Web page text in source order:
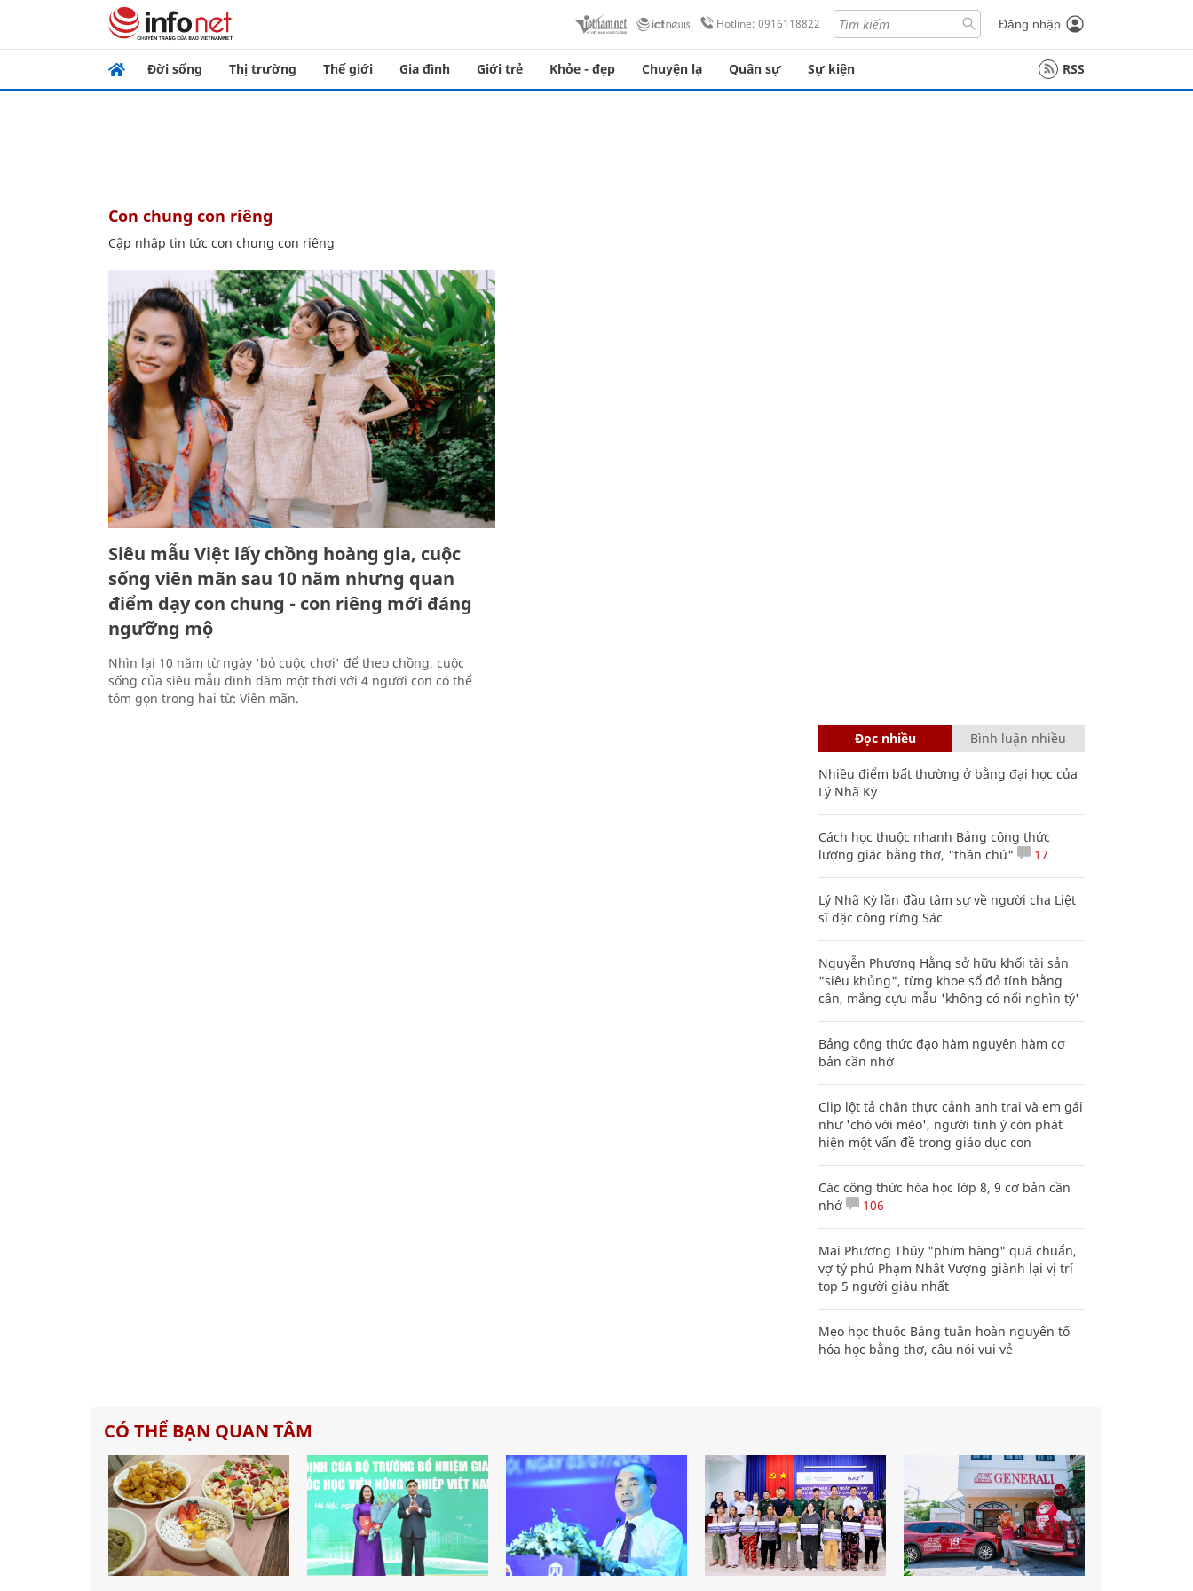
Hotline: 0916118822 Đăng nhập
Đời sống Thị trường Thế giới Gia đình Giới trẻ Khỏe - đẹp Chuyện lạ Quân sự Sự kiện RSS
con chung con riêng
Cập nhập tin tức con chung con riêng
Siêu mẫu Việt lấy chồng hoàng gia, cuộc
sống viên mãn sau 10 năm nhưng quan
điểm dạy con chung - con riêng mới đáng
ngưỡng mộ
Nhìn lại 10 năm từ ngày 'bỏ cuộc chơi' để theo chồng, cuộc
sống của siêu mẫu đình đàm một thời với 4 người con có thể
tóm gọn trong hai từ: Viên mãn.
Đọc nhiều Bình luận nhiều
Nhiều điểm bất thường ở bằng đại học của
Lý Nhã Kỳ
Cách học thuộc nhanh Bảng công thức
lượng giác bằng thơ, "thần chú"
17
Lý Nhã Kỳ lần đầu tâm sự về người cha Liệt
sĩ đặc công rừng Sác
Nguyễn Phương Hằng sở hữu khối tài sản
"siêu khủng", từng khoe sổ đỏ tính bằng
cân, mắng cựu mẫu 'không có nổi nghìn tỷ'
Bảng công thức đạo hàm nguyên hàm cơ
bản cần nhớ
Clip lột tả chân thực cảnh anh trai và em gái
như 'chó với mèo', người tinh ý còn phát
hiện một vấn đề trong giáo dục con
Các công thức hóa học lớp 8, 9 cơ bản cần
nhớ
106
Mai Phương Thúy "phím hàng" quá chuẩn,
vợ tỷ phú Phạm Nhật Vượng giành lại vị trí
top 5 người giàu nhất
Mẹo học thuộc Bảng tuần hoàn nguyên tố
hóa học bằng thơ, câu nói vui vẻ
CÓ THỂ BẠN QUAN TÂM